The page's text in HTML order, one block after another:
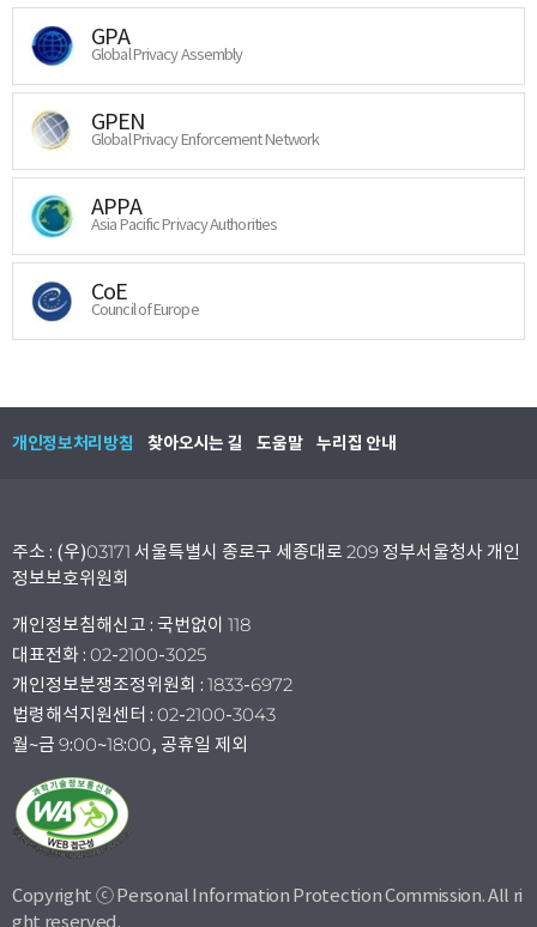
GPA
Global Privacy Assembly
GPEN
Global Privacy Enforcement Network
APPA
Asia Pacific Privacy Authorities
CoE
Council of Europe
개인정보처리방침 찾아오시는 길 도움말 누리집 안내
주소 : (우)03171 서울특별시 종로구 세종대로 209 정부서울청사 개인
정보보호위원회
개인정보침해신고 : 국번없이 118
대표전화 : 02-2100-3025
개인정보분쟁조정위원회 : 1833-6972
법령해석지원센터 : 02-2100-3043
월~금 9:00~18:00, 공휴일 제외
Copyright ⓒ Personal Information Protection Commission. All ri
ght reserved.